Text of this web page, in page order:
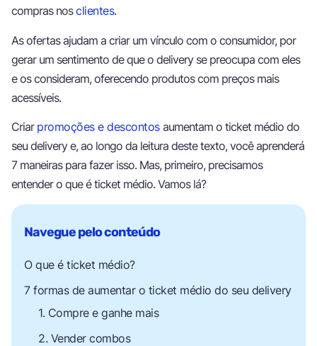
compras nosclientes.
As ofertas ajudam a criar um vínculo com o consumidor, por
gerar um sentimento de que o delivery se preocupa com eles
e os consideram, oferecendo produtos com preços mais
acessíveis.
Criar promoções e descontosaumentam o ticket médio do
seu delivery e, ao longo da leitura deste texto, você aprenderá
7 maneiras para fazer isso. Mas, primeiro, precisamos
entender o que é ticket médio. Vamos lá?
O que é ticket médio?
7 formas de aumentar o ticket médio do seu delivery
1. Compre e ganhe mais
2. Vender combos